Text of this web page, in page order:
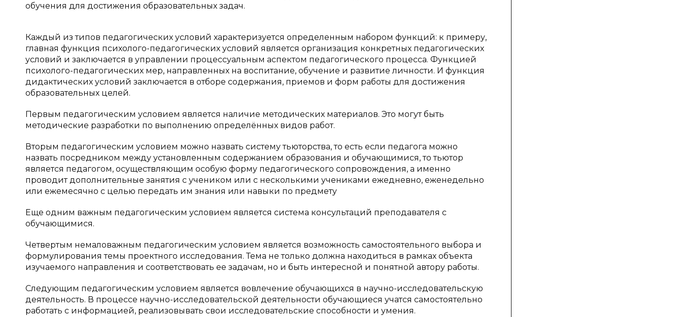
обучения для достижения образовательных задач.
Каждый из типов педагогических условий характеризуется определенным набором функций: к примеру,
главная функция психолого-педагогических условий является организация конкретных педагогических
условий и заключается в управлении процессуальным аспектом педагогического процесса. Функцией
психолого-педагогических мер, направленных на воспитание, обучение и развитие личности. И функция
дидактических условий заключается в отборе содержания, приемов и форм работы для достижения
образовательных целей.
Первым педагогическим условием является наличие методических материалов. Это могут быть
методические разработки по выполнению определённых видов работ.
Вторым педагогическим условием можно назвать систему тьюторства, то есть если педагога можно
назвать посредником между установленным содержанием образования и обучающимися, то тьютор
является педагогом, осуществляющим особую форму педагогического сопровождения, а именно
проводит дополнительные занятия с учеником или с несколькими учениками ежедневно, еженедельно
или ежемесячно с целью передать им знания или навыки по предмету
Еще одним важным педагогическим условием является система консультаций преподавателя с
обучающимися.
Четвертым немаловажным педагогическим условием является возможность самостоятельного выбора и
формулирования темы проектного исследования. Тема не только должна находиться в рамках объекта
изучаемого направления и соответствовать ее задачам, но и быть интересной и понятной автору работы.
Следующим педагогическим условием является вовлечение обучающихся в научно-исследовательскую
деятельность. В процессе научно-исследовательской деятельности обучающиеся учатся самостоятельно
работать с информацией, реализовывать свои исследовательские способности и умения.